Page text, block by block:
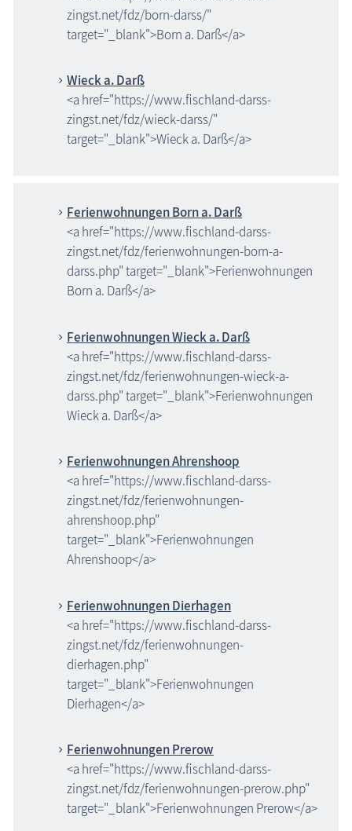
zingst.net/fdz/born-darss/"
target="_blank">Born a. Darß</a>
Wieck a. Darß
<a href="https://www.fischland-darss-
zingst.net/fdz/wieck-darss/"
target="_blank">Wieck a. Darß</a>
Ferienwohnungen Born a. Darß
<a href="https://www.fischland-darss-
zingst.net/fdz/ferienwohnungen-born-a-
darss.php" target="_blank">Ferienwohnungen
Born a. Darß</a>
Ferienwohnungen Wieck a. Darß
<a href="https://www.fischland-darss-
zingst.net/fdz/ferienwohnungen-wieck-a-
darss.php" target="_blank">Ferienwohnungen
Wieck a. Darß</a>
Ferienwohnungen Ahrenshoop
<a href="https://www.fischland-darss-
zingst.net/fdz/ferienwohnungen-
ahrenshoop.php"
target="_blank">Ferienwohnungen
Ahrenshoop</a>
Ferienwohnungen Dierhagen
<a href="https://www.fischland-darss-
zingst.net/fdz/ferienwohnungen-
dierhagen.php"
target="_blank">Ferienwohnungen
Dierhagen</a>
Ferienwohnungen Prerow
<a href="https://www.fischland-darss-
zingst.net/fdz/ferienwohnungen-prerow.php"
target="_blank">Ferienwohnungen Prerow</a>